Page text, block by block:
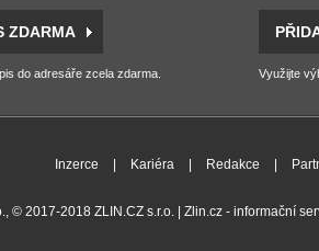
ZDARMA
do adresáře zcela zdarma. Využijte
Inzerce Kariéra Redakce
, © 2017-2018 ZLIN.CZ s.r.o. | Zlin.cz - informační